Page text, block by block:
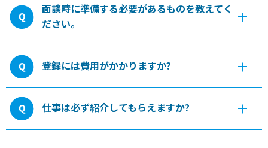
面談時に準備する必要があるものを教えてく
ださい。
登録には費用がかかりますか?
仕事は必ず紹介してもらえますか?